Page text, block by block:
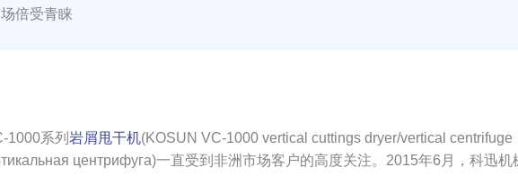
倍受青睐
系列 岩屑甩干机(KOSUN VC-1000 vertical cuttings dryer/vertical
центрифуга)一直受到非洲市场客户的高度关注。2015年6月，科迅机